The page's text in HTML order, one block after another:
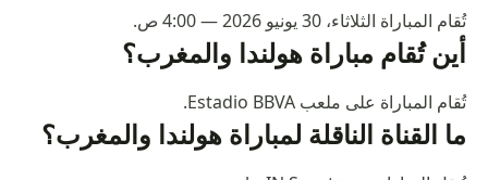
تُقام المباراة الثلاثاء، 30 يونيو 2026 — 4:00 ص.
أين تُقام مباراة هولندا والمغرب؟
تُقام المباراة على ملعب Estadio BBVA.
ما القناة الناقلة لمباراة هولندا والمغرب؟